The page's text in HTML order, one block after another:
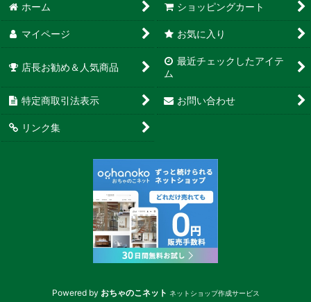
ホーム ショッピングカート
マイページ お気に入り
店長お勧め＆人気商品
最近チェックしたアイテ
ム
特定商取引法表示 お問い合わせ
リンク集
Powered by おちゃのこネット ネットショップ作成サービス